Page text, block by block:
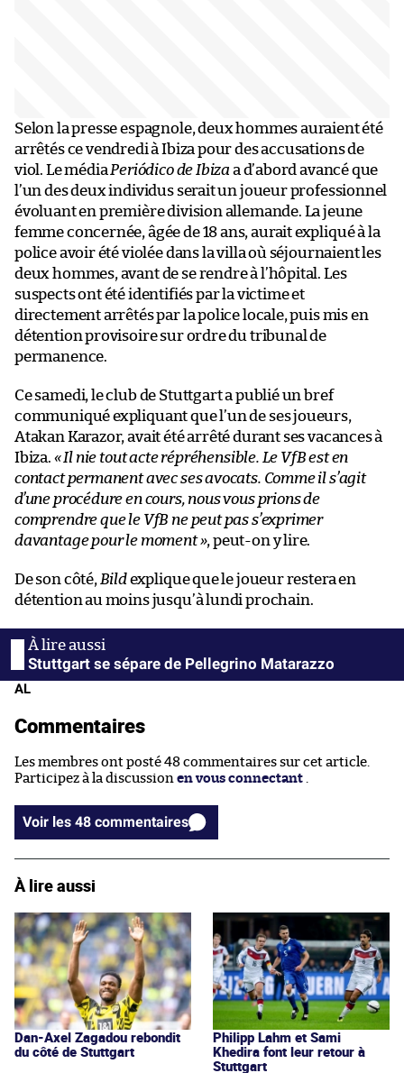
Selon la presse espagnole, deux hommes auraient été
arrêtés ce vendredi à Ibiza pour des accusations de
viol. Le média Periódico de Ibiza a d’abord avancé que
l’un des deux individus serait un joueur professionnel
évoluant en première division allemande. La jeune
femme concernée, âgée de 18 ans, aurait expliqué à la
police avoir été violée dans la villa où séjournaient les
deux hommes, avant de se rendre à l’hôpital. Les
suspects ont été identifiés par la victime et
directement arrêtés par la police locale, puis mis en
détention provisoire sur ordre du tribunal de
permanence.
Ce samedi, le club de Stuttgart a publié un bref
communiqué expliquant que l’un de ses joueurs,
Atakan Karazor, avait été arrêté durant ses vacances à
Ibiza. « Il nie tout acte répréhensible. Le VfB est en
contact permanent avec ses avocats. Comme il s’agit
d’une procédure en cours, nous vous prions de
comprendre que le VfB ne peut pas s’exprimer
davantage pour le moment », peut-on y lire.
De son côté, Bildexplique que le joueur restera en
détention au moins jusqu’à lundi prochain.
Stuttgart se sépare de Pellegrino Matarazzo
AL
Commentaires
Les membres ont posté 48 commentaires sur cet article.
Participez à la discussion en vous connectant
Voir les 48 commentaires
À lire aussi
Dan-Axel Zagadou rebondit
du côté de Stuttgart
Philipp Lahm et Sami
Khedira font leur retour à
Stuttgart